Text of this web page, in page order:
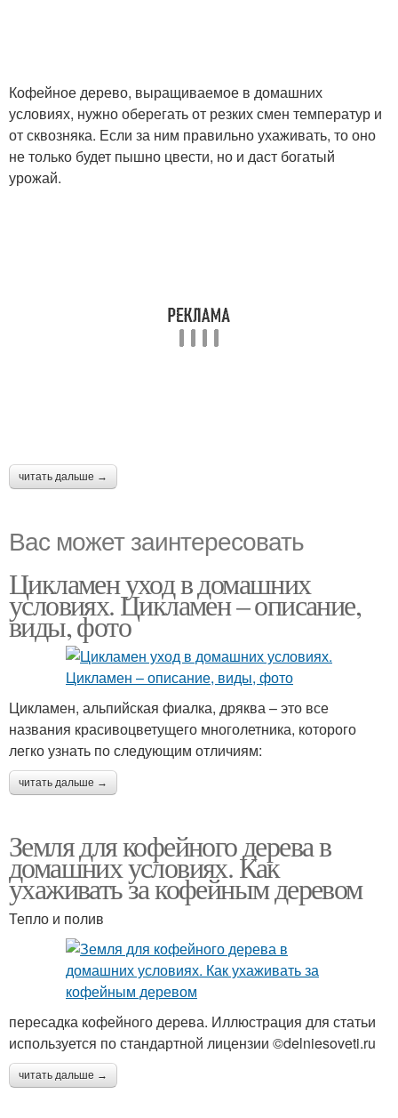
Кофейное дерево, выращиваемое в домашних
условиях, нужно оберегать от резких смен температур и
от сквозняка. Если за ним правильно ухаживать, то оно
не только будет пышно цвести, но и даст богатый
урожай.
читать дальше →
Вас может заинтересовать
Цикламен уход в домашних
условиях. Цикламен – описание,
виды, фото
Цикламен, альпийская фиалка, дряква – это все
названия красивоцветущего многолетника, которого
легко узнать по следующим отличиям:
читать дальше →
Земля для кофейного дерева в
домашних условиях. Как
ухаживать за кофейным деревом
Тепло и полив
пересадка кофейного дерева. Иллюстрация для статьи
используется по стандартной лицензии ©delniesoveti.ru
читать дальше →